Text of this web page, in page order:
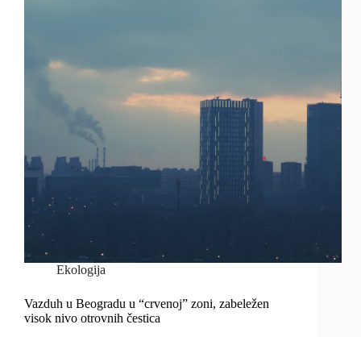
Ekologija
Vazduh u Beogradu u “crvenoj” zoni, zabeležen
visok nivo otrovnih čestica